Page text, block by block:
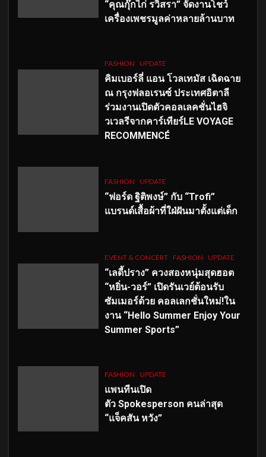
“คุณกุ๊กไก่ รวิสรา” จัดงานโชว์
เครื่องเพชรมูลค่าหลายล้านบาท
FASHION UPDATE
คิมเบอร์ลี่ แอน โวลเทมัส เฉิดฉาย
ณ กรุงฟลอเรนซ์ ประเทศอิตาลี
ร่วมงานเปิดตัวคอลเลคชั่นไฮจิ
วเวลรีจากคาร์เทียร์LE VOYAGE
RECOMMENCÉ
FASHION UPDATE
“ฟอร์ด ฐิติพงษ์” กับ “Trofi”
แบรนด์เสื้อผ้าที่ใฝ่ฝันมาตั้งแต่เด็ก
EVENT & CONCERT FASHION UPDATE
“เลดี้ปราง” ควงสองหนุ่มสุดฮอต
“หยิ่น-วอร์” เปิดรันเวย์ต้อนรับ
ซัมเมอร์ด้วย คอลเลกชั่นใหม่!ใน
งาน “Hello Summer Enjoy Your
Summer Sports”
FASHION UPDATE
แพนทีนเปิด
ตัว Spokesperson คนล่าสุด
“แจ็คสัน หวัง”